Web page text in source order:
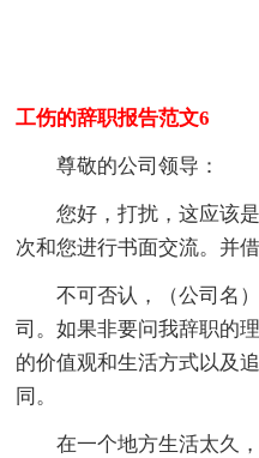
工伤的辞职报告范文6
尊敬的公司领导：
您好，打扰，这应该
次和您进行书面交流。并
不可否认，（公司名
司。如果非要问我辞职的
的价值观和生活方式以及
同。
在一个地方生活太久